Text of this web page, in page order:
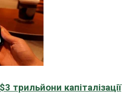
трильйони капіталізації